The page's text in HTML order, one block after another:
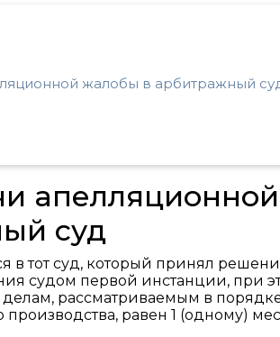
жалобы в арбитражный
суд
в тот суд, который принял
судом первой инстанции, при
рассматриваемым в
равен 1 (одному)